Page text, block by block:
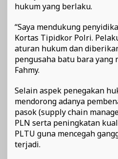
hukum yang berlaku.
“Saya mendukung
Kortas Tipidkor Polri.
aturan hukum dan
pengusaha batu bara yang
Fahmy.
Selain aspek penegakan
mendorong adanya
pasok (supply chain
PLN serta peningkatan
PLTU guna mencegah
terjadi.